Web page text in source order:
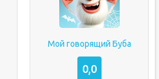
Мой говорящий Буба
0,0